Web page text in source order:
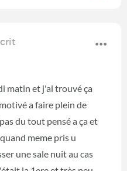
matin et j'ai trouvé ça
a faire plein de
du tout pensé a ça et
meme pris u
une sale nuit au cas